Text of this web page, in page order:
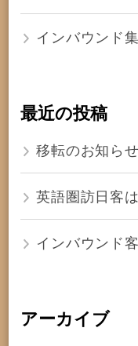
インバウンド
最近の投稿
移転のお知らせ
英語圏訪日客
インバウンド
アーカイブ